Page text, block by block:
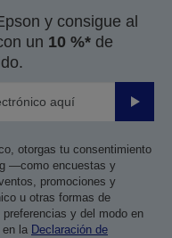
y consigue al
un 10 %* de
Enviar
otorgas tu consentimiento
—como encuestas y
promociones y
u otras formas de
y del modo en
la Declaración de